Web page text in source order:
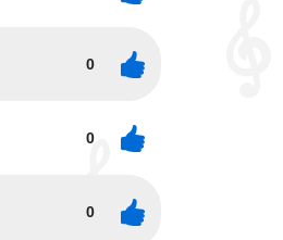
0
0
0